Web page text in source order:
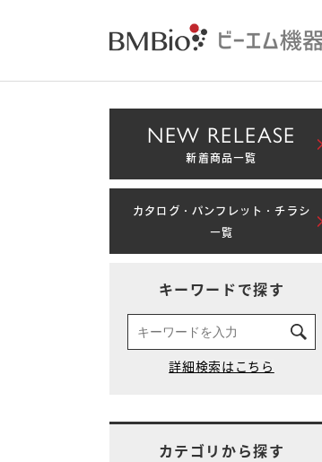
NEW RELEASE
新着商品一覧
カタログ・パンフレット・チラシ
一覧
キーワードで探す
カテゴリから探す